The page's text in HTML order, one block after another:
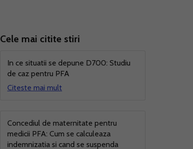
Cele mai citite stiri
In ce situatii se depune D700: Studiu
de caz pentru PFA
Citeste mai mult
Concediul de maternitate pentru
medicii PFA: Cum se calculeaza
indemnizatia si cand se suspenda